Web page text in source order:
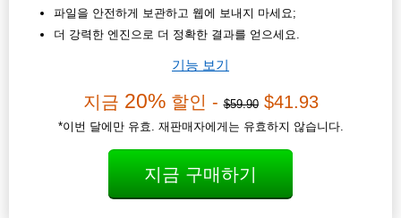
파일을 안전하게 보관하고 웹에 보내지 마세요;
더 강력한 엔진으로 더 정확한 결과를 얻으세요.
기능 보기
지금 20%할인 -$59.90$41.93
*이번 달에만 유효. 재판매자에게는 유효하지 않습니다.
지금 구매하기